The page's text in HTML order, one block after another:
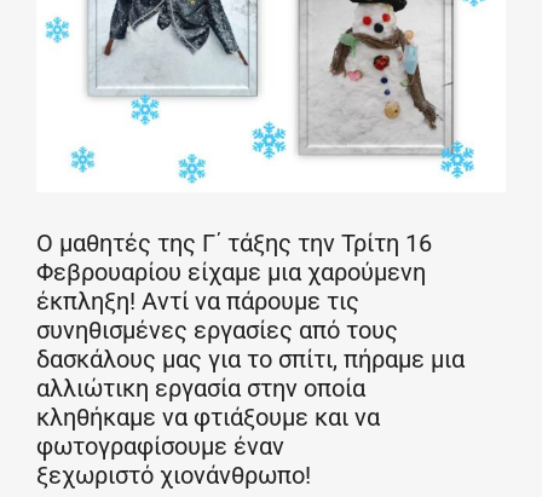
Ο μαθητές της Γ΄ τάξης την Τρίτη 16
Φεβρουαρίου είχαμε μια χαρούμενη
έκπληξη! Αντί να πάρουμε τις
συνηθισμένες εργασίες από τους
δασκάλους μας για το σπίτι, πήραμε μια
αλλιώτικη εργασία στην οποία
κληθήκαμε να φτιάξουμε και να
φωτογραφίσουμε έναν
ξεχωριστό χιονάνθρωπο!